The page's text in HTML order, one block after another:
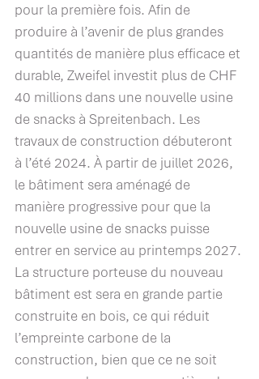
pour la première fois. Afin de
produire à l’avenir de plus grandes
quantités de manière plus efficace et
durable, Zweifel investit plus de CHF
40 millions dans une nouvelle usine
de snacks à Spreitenbach. Les
travaux de construction débuteront
à l’été 2024. À partir de juillet 2026,
le bâtiment sera aménagé de
manière progressive pour que la
nouvelle usine de snacks puisse
entrer en service au printemps 2027.
La structure porteuse du nouveau
bâtiment est sera en grande partie
construite en bois, ce qui réduit
l’empreinte carbone de la
construction, bien que ce ne soit